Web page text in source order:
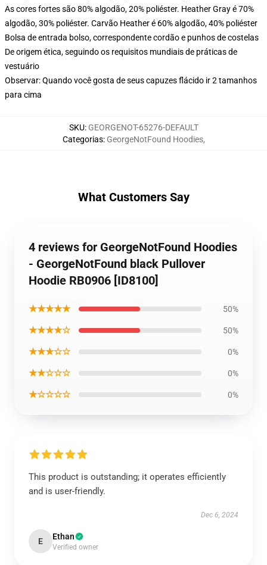
As cores fortes são 80% algodão, 20% poliéster. Heather Gray é 70%
algodão, 30% poliéster. Carvão Heather é 60% algodão, 40% poliéster
Bolsa de entrada bolso, correspondente cordão e punhos de costelas
De origem ética, seguindo os requisitos mundiais de práticas de
vestuário
Observar: Quando você gosta de seus capuzes flácido ir 2 tamanhos
para cima
SKU: GEORGENOT-65276-DEFAULT
Categorias: GeorgeNotFound Hoodies,
What Customers Say
4 reviews for GeorgeNotFound Hoodies
- GeorgeNotFound black Pullover
Hoodie RB0906 [ID8100]
★★★★★ 50%
★★★★☆ 50%
★★★☆☆ 0%
★★☆☆☆ 0%
★☆☆☆☆ 0%
This product is outstanding; it operates efficiently
and is user-friendly.
Dec 6, 2024
E Ethan
Verified owner